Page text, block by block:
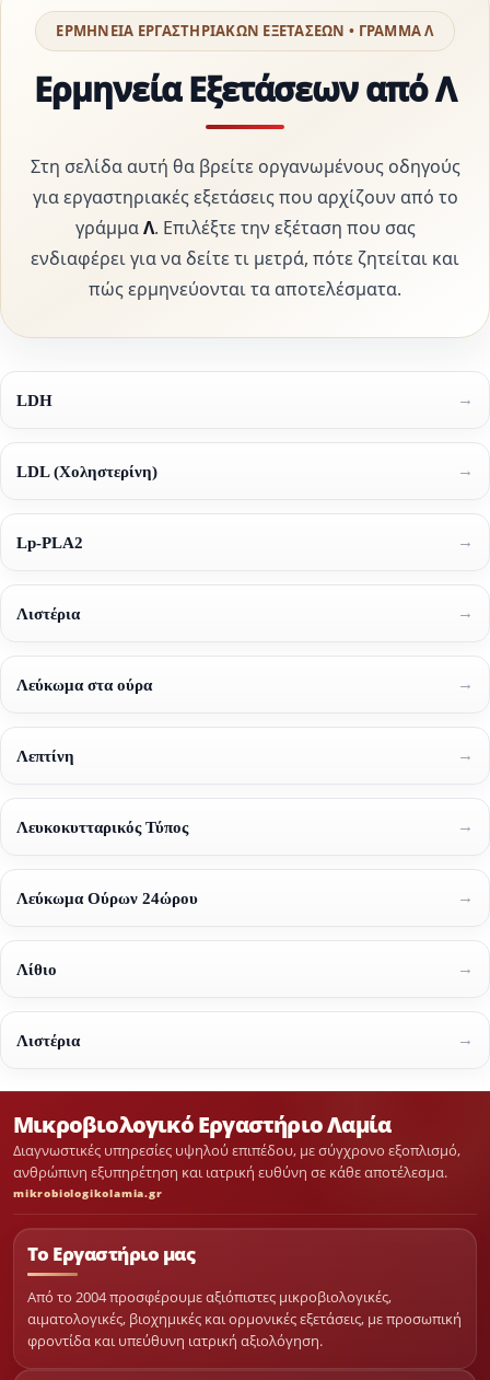
ΕΡΜΗΝΕΙΑ ΕΡΓΑΣΤΗΡΙΑΚΩΝ ΕΞΕΤΑΣΕΩΝ • ΓΡΑΜΜΑ Λ
Ερμηνεία Εξετάσεων από Λ
Στη σελίδα αυτή θα βρείτε οργανωμένους οδηγούς
για εργαστηριακές εξετάσεις που αρχίζουν από το
γράμμαΛ. Επιλέξτε την εξέταση που σας
ενδιαφέρει για να δείτε τι μετρά, πότε ζητείται και
πώς ερμηνεύονται τα αποτελέσματα.
LDH →
LDL (Χοληστερίνη) →
Lp-PLA2 →
Λιστέρια →
Λεύκωμα στα ούρα →
Λεπτίνη →
Λευκοκυτταρικός Τύπος →
Λεύκωμα Ούρων 24ώρου →
Λίθιο →
Λιστέρια →
Μικροβιολογικό Εργαστήριο Λαμία
Διαγνωστικές υπηρεσίες υψηλού επιπέδου, με σύγχρονο εξοπλισμό,
ανθρώπινη εξυπηρέτηση και ιατρική ευθύνη σε κάθε αποτέλεσμα.
mikrobiologikolamia.gr
Το Εργαστήριο μας
Από το 2004 προσφέρουμε αξιόπιστες μικροβιολογικές,
αιματολογικές, βιοχημικές και ορμονικές εξετάσεις, με προσωπική
φροντίδα και υπεύθυνη ιατρική αξιολόγηση.